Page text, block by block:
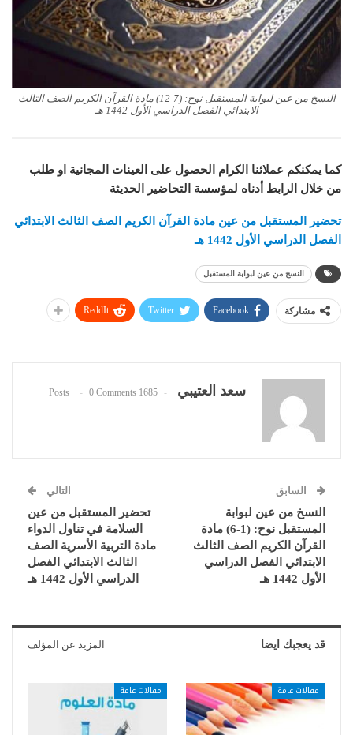
النسخ من عين لبوابة المستقبل نوح: (7-12) مادة القرآن الكريم الصف الثالث
الابتدائي الفصل الدراسي الأول 1442 هـ
كما يمكنكم عملائنا الكرام الحصول على العينات المجانية او طلب
من خلال الرابط أدناه لمؤسسة التحاضير الحديثة
تحضير المستقبل من عين مادة القرآن الكريم الصف الثالث الابتدائي
الفصل الدراسي الأول 1442 هـ
النسخ من عين لبوابة المستقبل
مشاركة Facebook
Twitter
ReddIt
سعد العتيبي 1685 Posts
0 Comments
السابق
النسخ من عين لبوابة
المستقبل نوح: (1-6) مادة
القرآن الكريم الصف الثالث
الابتدائي الفصل الدراسي
الأول 1442 هـ
التالي
تحضير المستقبل من عين
السلامة في تناول الدواء
مادة التربية الأسرية الصف
الثالث الابتدائي الفصل
الدراسي الأول 1442 هـ
قد يعجبك ايضا المزيد عن المؤلف
مقالات عامة مقالات عامة